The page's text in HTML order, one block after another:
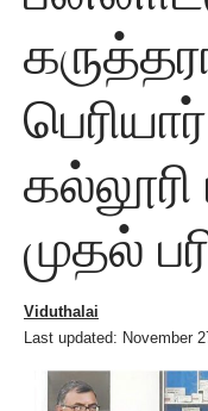
முதல்
Last updated: November
Viduthalai